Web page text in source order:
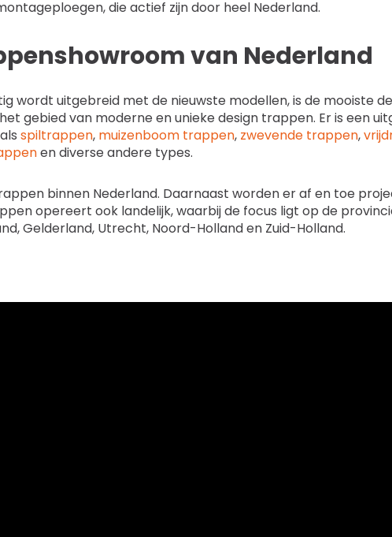
die actief zijn door heel Nederland.
van Nederland
wordt uitgebreid met de nieuwste modellen, is de mooiste
gebied van moderne en unieke design trappen. Er is een
spiltrappen, muizenboom trappen, zwevende trappen,
en diverse andere types.
binnen Nederland. Daarnaast worden er af en toe
opereert ook landelijk, waarbij de focus ligt op de
Gelderland, Utrecht, Noord-Holland en Zuid-Holland.